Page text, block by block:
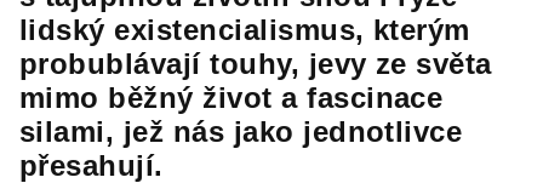
lidský existencialismus, kterým
probublávají touhy, jevy ze světa
mimo běžný život a fascinace
silami, jež nás jako jednotlivce
přesahují.